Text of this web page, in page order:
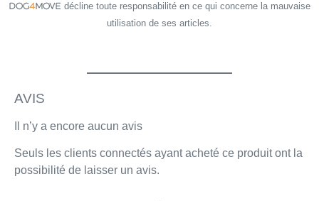
DOG4MOVE décline toute responsabilité en ce qui concerne la mauvaise
utilisation de ses articles.
AVIS
Il n’y a encore aucun avis
Seuls les clients connectés ayant acheté ce produit ont la
possibilité de laisser un avis.